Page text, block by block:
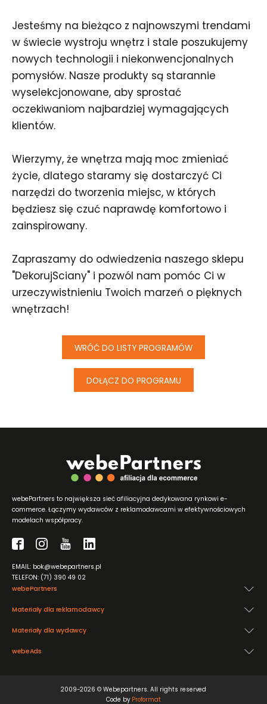
Jesteśmy na bieżąco z najnowszymi trendami
w świecie wystroju wnętrz i stale poszukujemy
nowych technologii i niekonwencjonalnych
pomysłów. Nasze produkty są starannie
wyselekcjonowane, aby sprostać
oczekiwaniom najbardziej wymagających
klientów.
Wierzymy, że wnętrza mają moc zmieniać
życie, dlatego staramy się dostarczyć Ci
narzędzi do tworzenia miejsc, w których
będziesz się czuć naprawdę komfortowo i
zainspirowany.
Zapraszamy do odwiedzenia naszego sklepu
"DekorujSciany" i pozwól nam pomóc Ci w
urzeczywistnieniu Twoich marzeń o pięknych
wnętrzach!
WRÓĆ DO LISTY PROGRAMÓW
DOŁĄCZ DO PROGRAMU
webePartners
Materiały dla reklamodawcy
Materiały dla wydawcy
webeAds
webePartners to największa sieć afiliacyjna dedykowana rynkowi e-
commerce. Łączymy wydawców z reklamodawcami w efektywnościowych
modelach współpracy.
EMAIL: bok@webepartners.pl
TELEFON: (71) 390 49 02
2009-2026 © Webepartners. All rights reserved
Code by Proformat